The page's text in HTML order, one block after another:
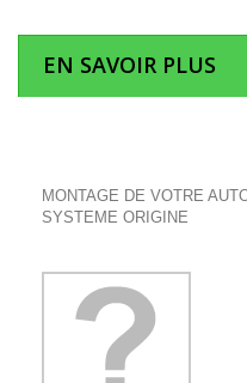
EN SAVOIR PLUS
MONTAGE DE VOTRE
SYSTEME ORIGINE